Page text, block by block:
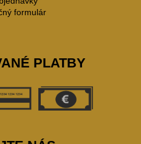
formulár
PLATBY